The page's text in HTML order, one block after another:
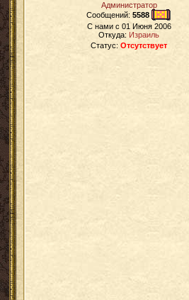
Администратор
Сообщений:5588
C нами с 01 Июня 2006
Откуда: Израиль
Статус:Отсутствует